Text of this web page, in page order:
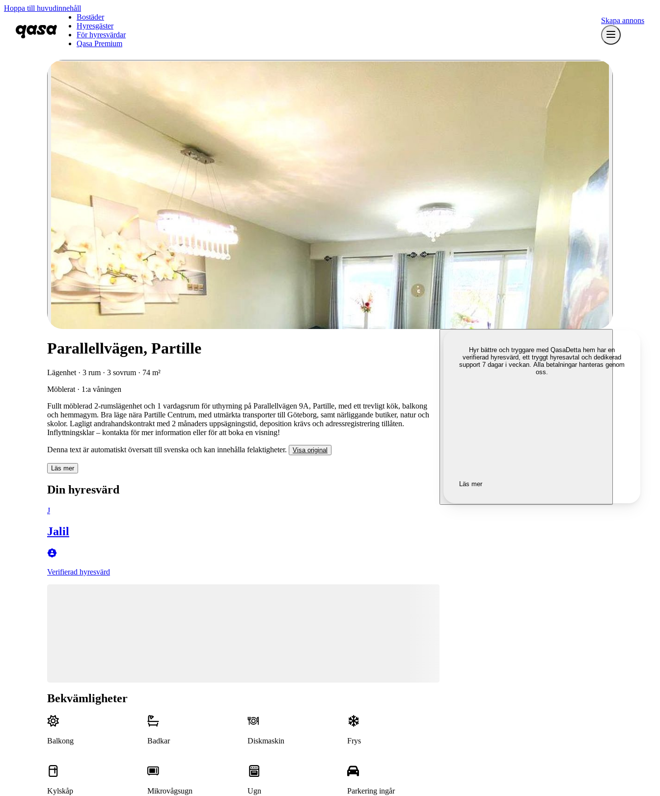
Hoppa till huvudinnehåll
Bostäder
Hyresgäster
För hyresvärdar
Qasa Premium
Skapa annons
Parallellvägen, Partille
Lägenhet · 3 rum · 3 sovrum · 74 m²
Möblerat · 1:a våningen
Fullt möblerad 2-rumslägenhet och 1 vardagsrum för uthyrning på Parallellvägen 9A, Partille, med ett trevligt kök, balkong
och hemmagym. Bra läge nära Partille Centrum, med utmärkta transporter till Göteborg, samt närliggande butiker, natur och
skolor. Lagligt andrahandskontrakt med 2 månaders uppsägningstid, deposition krävs och adressregistrering tillåten.
Inflyttningsklar – kontakta för mer information eller för att boka en visning!
Denna text är automatiskt översatt till svenska och kan innehålla felaktigheter. Visa original
Läs mer
Din hyresvärd
J
Jalil
Verifierad hyresvärd
Bekvämligheter
Balkong Badkar Diskmaskin Frys
Kylskåp Mikrovågsugn Ugn Parkering ingår
Hyr bättre och tryggare med QasaDetta hem har en
verifierad hyresvärd, ett tryggt hyresavtal och dedikerad
support 7 dagar i veckan. Alla betalningar hanteras genom
oss.
Läs mer